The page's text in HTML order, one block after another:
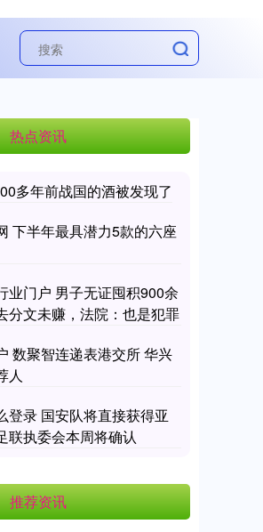
热点资讯
多年前战国的酒被发现了
下半年最具潜力5款的六座
业门户 男子无证囤积900余
分文未赚，法院：也是犯罪
数聚智连递表港交所 华兴
人
登录 国安队将直接获得亚
联执委会本周将确认
推荐资讯